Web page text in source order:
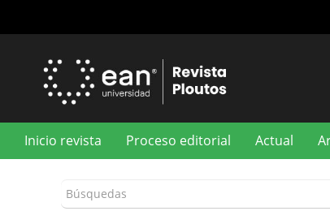
principal
Inicio revista Proceso editorial Actual